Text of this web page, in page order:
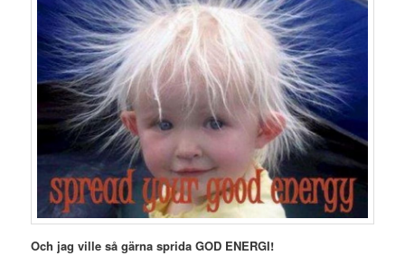
Och jag ville så gärna sprida GOD ENERGI!